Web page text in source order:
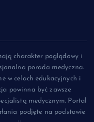
charakter poglądowy i
porada medyczna.
w celach edukacyjnych i
powinna być zawsze
medycznym. Portal
podjęte na podstawie